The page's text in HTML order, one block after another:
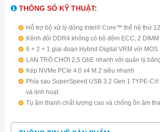
THÔNG SỐ KỸ THUẬT:
Hỗ trợ bộ xử lý dòng Intel® Core™ thế hệ thứ 12
Kênh đôi DDR4 không có bộ đệm ECC, 2 DIMM
6 + 2 + 1 giai đoạn Hybrid Digital VRM với MOS
LAN TRÒ CHƠI 2,5 GbE nhanh với quản lý
Kép NVMe PCIe 4.0 x4 M.2 siêu nhanh
Phía sau SuperSpeed ​​USB 3.2 Gen 1 TYPE-
và linh hoạt
Tụ âm thanh chất lượng cao và chống ồn âm
Smart Fan 6 có nhiều cảm biến nhiệt độ, đầu